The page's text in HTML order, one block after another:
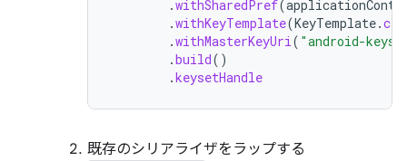
.withSharedPref(
.withKeyTemplate(KeyTemplate.
.withMasterKeyUri( "android-
.build()
.keysetHandle
既存のシリアライザをラップする